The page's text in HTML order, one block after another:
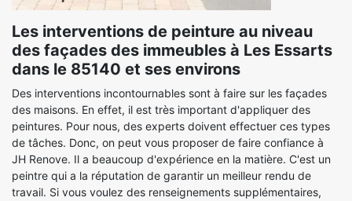
Les interventions de peinture au niveau
des façades des immeubles à Les Essarts
dans le 85140 et ses environs
Des interventions incontournables sont à faire sur les façades
des maisons. En effet, il est très important d'appliquer des
peintures. Pour nous, des experts doivent effectuer ces types
de tâches. Donc, on peut vous proposer de faire confiance à
JH Renove. Il a beaucoup d'expérience en la matière. C'est un
peintre qui a la réputation de garantir un meilleur rendu de
travail. Si vous voulez des renseignements supplémentaires,